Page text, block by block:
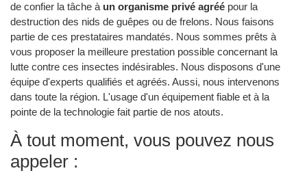
de confier la tâche à un organisme privé agréé pour la
destruction des nids de guêpes ou de frelons. Nous faisons
partie de ces prestataires mandatés. Nous sommes prêts à
vous proposer la meilleure prestation possible concernant la
lutte contre ces insectes indésirables. Nous disposons d'une
équipe d'experts qualifiés et agréés. Aussi, nous intervenons
dans toute la région. L'usage d'un équipement fiable et à la
pointe de la technologie fait partie de nos atouts.
À tout moment, vous pouvez nous
appeler :